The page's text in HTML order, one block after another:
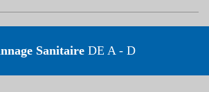
SanitaireDE A - D